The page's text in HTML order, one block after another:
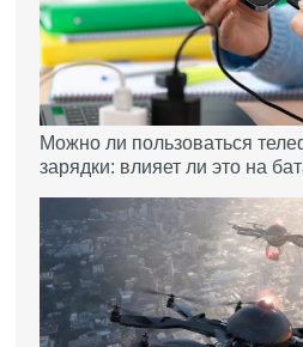
Можно ли пользоваться
зарядки: влияет ли это на